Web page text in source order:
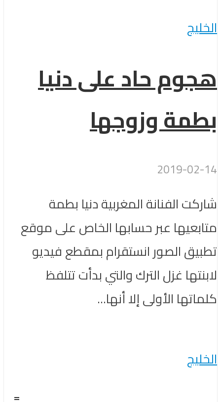
الخليج
هجوم حاد على دنيا
بطمة وزوجها
2019-02-14
شاركت الفنانة المغربية دنيا بطمة
متابعيها عبر حسابها الخاص على موقع
تطبيق الصور انستقرام بمقطع فيديو
لابنتها غزل الترك والتي بدأت تتلفظ
كلماتها الأولى إلا أنها...
الخليج